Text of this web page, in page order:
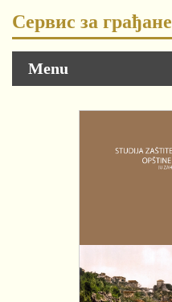
Сервис за грађане
Menu